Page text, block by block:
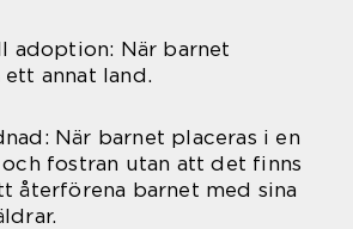
adoption: När barnet
annat land.
När barnet placeras i en
fostran utan att det finns
återförena barnet med sina